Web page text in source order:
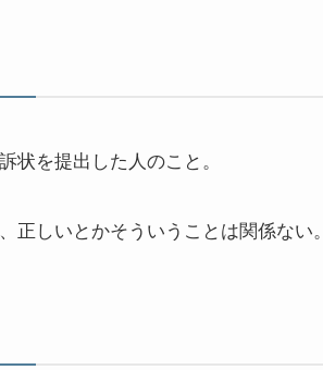
状を提出した人のこと。
正しいとかそういうことは関係ない。